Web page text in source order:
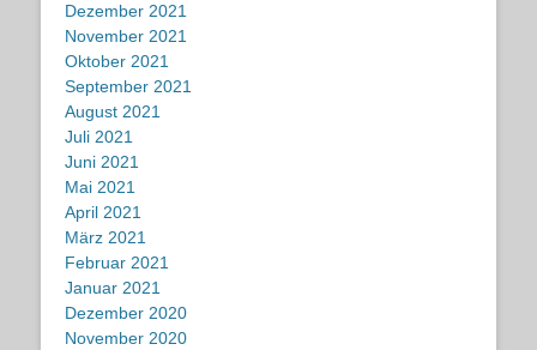
Dezember 2021
November 2021
Oktober 2021
September 2021
August 2021
Juli 2021
Juni 2021
Mai 2021
April 2021
März 2021
Februar 2021
Januar 2021
Dezember 2020
November 2020